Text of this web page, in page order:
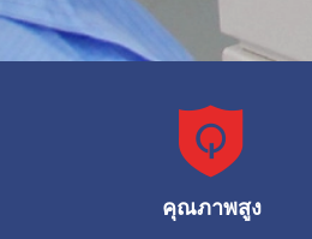
คุณภาพสูง